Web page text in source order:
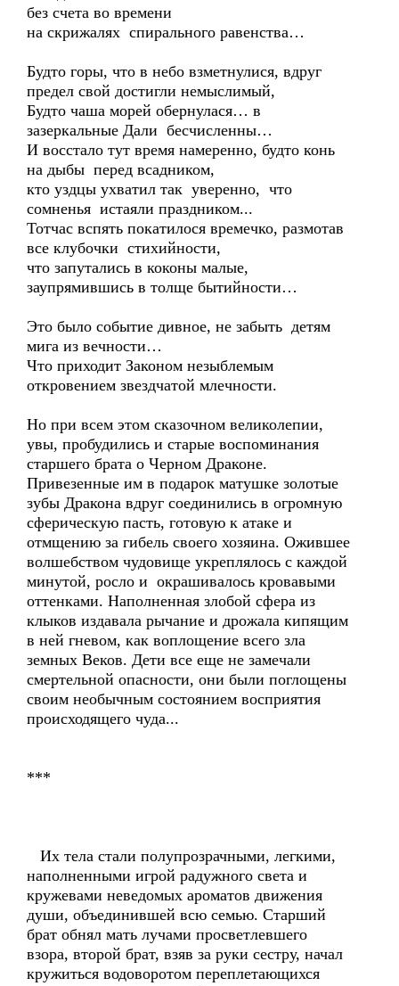
без счета во времени
на скрижалях спирального равенства…
Будто горы, что в небо взметнулися, вдруг
предел свой достигли немыслимый,
Будто чаша морей обернулася… в
зазеркальные Дали бесчисленны…
И восстало тут время намеренно, будто конь
на дыбы перед всадником,
кто уздцы ухватил так уверенно, что
сомненья истаяли праздником...
Тотчас вспять покатилося времечко, размотав
все клубочки стихийности,
что запутались в коконы малые,
заупрямившись в толще бытийности…
Это было событие дивное, не забыть детям
мига из вечности…
Что приходит Законом незыблемым
откровением звездчатой млечности.
Но при всем этом сказочном великолепии,
увы, пробудились и старые воспоминания
старшего брата о Черном Драконе.
Привезенные им в подарок матушке золотые
зубы Дракона вдруг соединились в огромную
сферическую пасть, готовую к атаке и
отмщению за гибель своего хозяина. Ожившее
волшебством чудовище укреплялось с каждой
минутой, росло и окрашивалось кровавыми
оттенками. Наполненная злобой сфера из
клыков издавала рычание и дрожала кипящим
в ней гневом, как воплощение всего зла
земных Веков. Дети все еще не замечали
смертельной опасности, они были поглощены
своим необычным состоянием восприятия
происходящего чуда...
***
Их тела стали полупрозрачными, легкими,
наполненными игрой радужного света и
кружевами неведомых ароматов движения
души, объединившей всю семью. Старший
брат обнял мать лучами просветлевшего
взора, второй брат, взяв за руки сестру, начал
кружиться водоворотом переплетающихся